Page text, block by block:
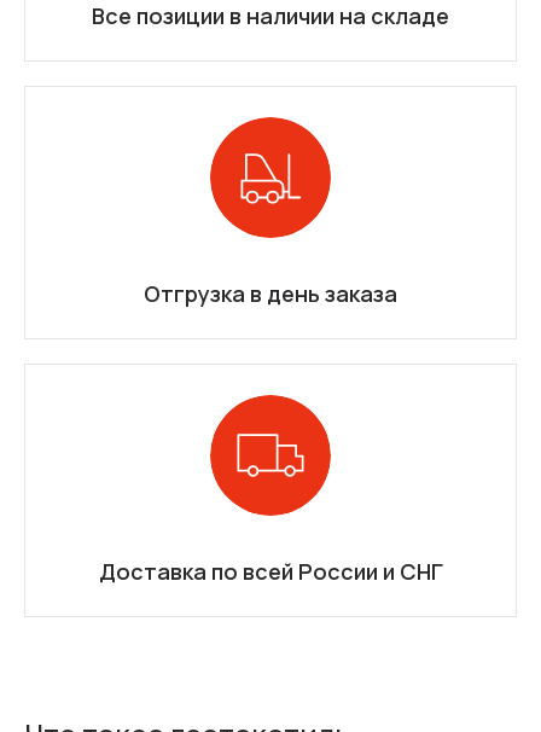
Все позиции в наличии на складе
Отгрузка в день заказа
Доставка по всей России и СНГ